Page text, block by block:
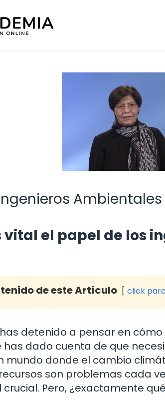
Ambientales
vital el papel de los
de este Artículo click
detenido a pensar en
dado cuenta de que
mundo donde el cambio
son problemas cada
crucial. Pero, ¿exactamente